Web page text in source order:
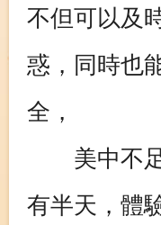
不但可以及
惑，同時也
全，
美中不足
有半天，體